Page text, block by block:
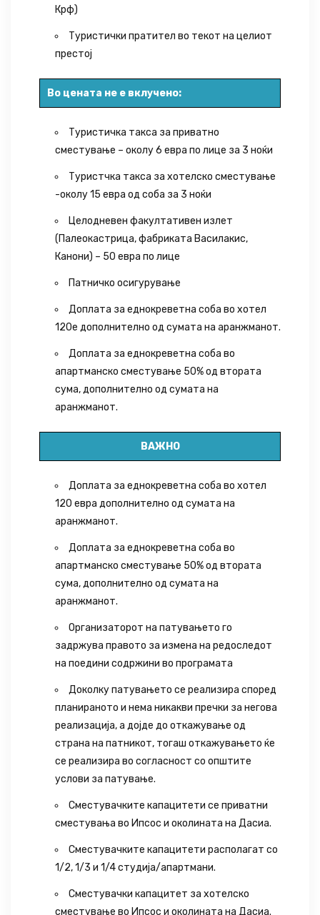
Крф)
Туристички пратител во текот на целиот
престој
Во цената не е вклучено:
Туристичка такса за приватно
сместување – околу 6 евра по лице за 3 ноќи
Туристчка такса за хотелско сместување
-околу 15 евра од соба за 3 ноќи
Целодневен факултативен излет
(Палеокастрица, фабриката Василакис,
Канони) – 50 евра по лице
Патничко осигурување
Доплата за еднокреветна соба во хотел
120е дополнително од сумата на аранжманот.
Доплата за еднокреветна соба во
апартманско сместување 50% од втората
сума, дополнително од сумата на
аранжманот.
ВАЖНО
Доплата за еднокреветна соба во хотел
120 евра дополнително од сумата на
аранжманот.
Доплата за еднокреветна соба во
апартманско сместување 50% од втората
сума, дополнително од сумата на
аранжманот.
Организаторот на патувањето го
задржува правото за измена на редоследот
на поедини содржини во програмата
Доколку патувањето се реализира според
планираното и нема никакви пречки за негова
реализација, а дојде до откажување од
страна на патникот, тогаш откажувањето ќе
се реализира во согласност со општите
услови за патување.
Сместувачките капацитети се приватни
сместувања во Ипсос и околината на Дасиа.
Сместувачките капацитети располагат со
1/2, 1/3 и 1/4 студиjа/апартмани.
Сместувачки капацитет за хотелско
сместување во Ипсос и околината на Дасиа.